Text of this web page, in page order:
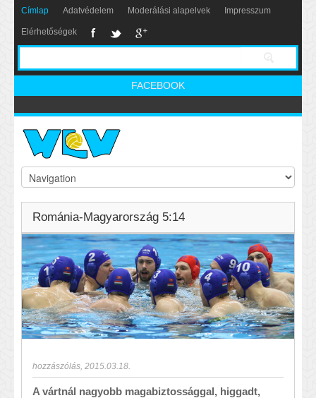
Címlap Adatvédelem Moderálási alapelvek Impresszum
Elérhetőségek
FACEBOOK
Románia-Magyarország 5:14
hozzászólás 2015.03.18.
A vártnál nagyobb magabiztossággal, higgadt,